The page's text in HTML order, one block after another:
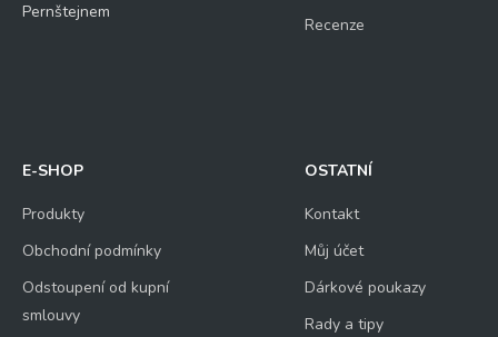
Pernštejnem
Recenze
E-SHOP
Produkty
Obchodní podmínky
Odstoupení od kupní
smlouvy
OSTATNÍ
Kontakt
Můj účet
Dárkové poukazy
Rady a tipy